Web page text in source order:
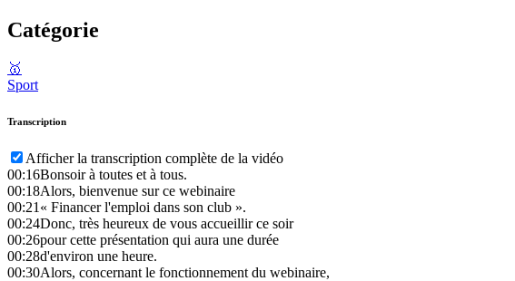
Catégorie
🥇
Sport
Transcription
Afficher la transcription complète de la vidéo
00:16Bonsoir à toutes et à tous.
00:18Alors, bienvenue sur ce webinaire
00:21« Financer l'emploi dans son club ».
00:24Donc, très heureux de vous accueillir ce soir
00:26pour cette présentation qui aura une durée
00:28d'environ une heure.
00:30Alors, concernant le fonctionnement du webinaire,